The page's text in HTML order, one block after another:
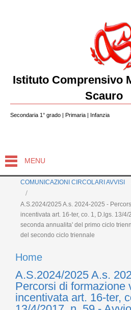
Istituto Comprensivo
Scauro
Secondaria 1° grado | Primaria | Infanzia
MENU
COMUNICAZIONI CIRCOLARI AVVISI
A.S.2024/2025 A.s. 2024-2025 -
incentivata art. 16-ter, co. 1, D.lgs. 13/
seconda annualita' del primo ciclo
del secondo ciclo triennale
Home
A.S.2024/2025 A.s.
Percorsi di formazione
incentivata art. 16-ter,